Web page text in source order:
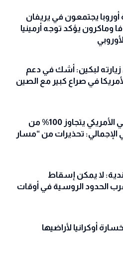
أوروبا يجتمعون في يريفان
وماكرون يؤكد توجه أرمينيا
زيارته لبكين: أشك في دعم
في صراع كبير مع الصين
الدين الوطني الأمريكي يتجاوز 100% من
الإجمالي: تحذيرات من “مسار
لا يمكن إسقاط
الحدود الروسية في أوقات
أوكرانيا لأراضيها